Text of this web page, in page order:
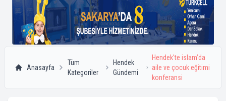
Anasayfa
Tüm
Kategoriler
Hendek
Gündemi
Hendek'te islam’da
aile ve çocuk eğitimi
konferansi